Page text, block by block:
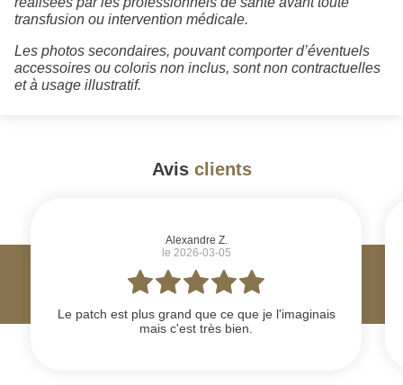
transfusion ou intervention médicale.
Les photos secondaires, pouvant comporter d’éventuels
accessoires ou coloris non inclus, sont non contractuelles
et à usage illustratif.
Avis clients
Alexandre Z.
le 2026-03-05
Le patch est plus grand que ce que je l'imaginais
mais c'est très bien.